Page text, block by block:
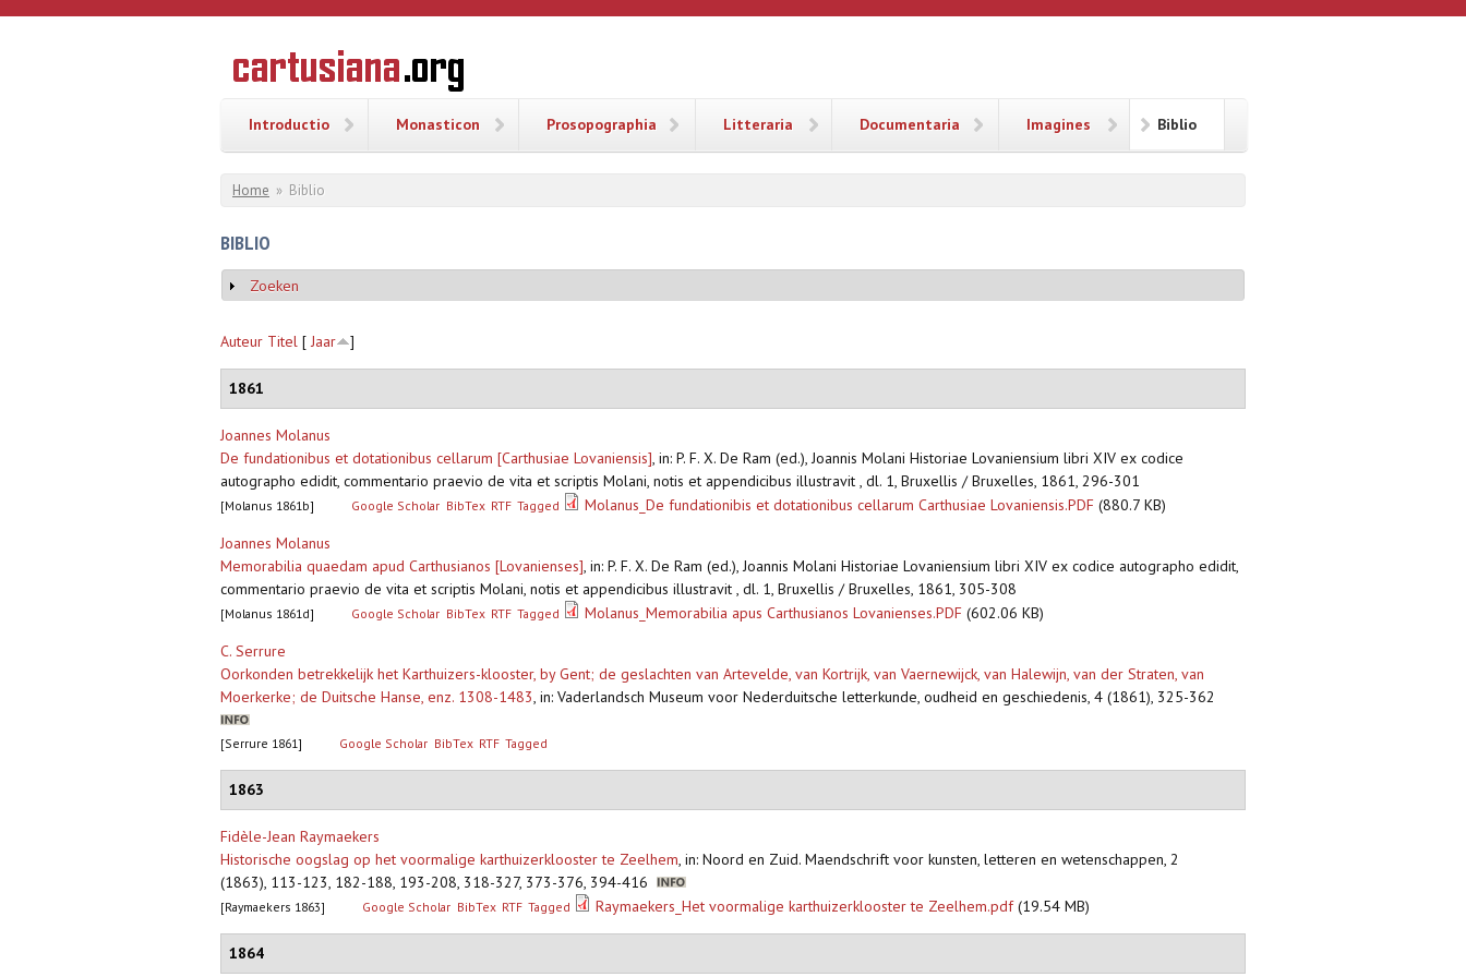
Overslaan en naar de inhoud gaan
CARTUSIANA
Geschiedenis
van de
Introductio Monasticon Prosopographia Litteraria Documentaria Imagines Biblio
U bent hier
Home » Biblio
BIBLIO
Weergeven
Zoeken
Auteur Titel [ Jaar ]
1861
Joannes Molanus
De fundationibus et dotationibus cellarum [Carthusiae Lovaniensis], in: P. F. X. De Ram (ed.), Joannis Molani Historiae Lovaniensium libri XIV ex codice
autographo edidit, commentario praevio de vita et scriptis Molani, notis et appendicibus illustravit , dl. 1, Bruxellis / Bruxelles, 1861, 296-301
[Molanus 1861b] Google Scholar BibTex RTF Tagged Molanus_De fundationibis et dotationibus cellarum Carthusiae Lovaniensis.PDF (880.7 KB)
Joannes Molanus
Memorabilia quaedam apud Carthusianos [Lovanienses], in: P. F. X. De Ram (ed.), Joannis Molani Historiae Lovaniensium libri XIV ex codice autographo edidit,
commentario praevio de vita et scriptis Molani, notis et appendicibus illustravit , dl. 1, Bruxellis / Bruxelles, 1861, 305-308
[Molanus 1861d] Google Scholar BibTex RTF Tagged Molanus_Memorabilia apus Carthusianos Lovanienses.PDF (602.06 KB)
C. Serrure
Oorkonden betrekkelijk het Karthuizers-klooster, by Gent; de geslachten van Artevelde, van Kortrijk, van Vaernewijck, van Halewijn, van der Straten, van
Moerkerke; de Duitsche Hanse, enz. 1308-1483, in: Vaderlandsch Museum voor Nederduitsche letterkunde, oudheid en geschiedenis, 4 (1861), 325-362
[Serrure 1861] Google Scholar BibTex RTF Tagged
1863
Fidèle-Jean Raymaekers
Historische oogslag op het voormalige karthuizerklooster te Zeelhem, in: Noord en Zuid. Maendschrift voor kunsten, letteren en wetenschappen, 2
(1863), 113-123, 182-188, 193-208, 318-327, 373-376, 394-416
[Raymaekers 1863] Google Scholar BibTex RTF Tagged Raymaekers_Het voormalige karthuizerklooster te Zeelhem.pdf(19.54 MB)
1864